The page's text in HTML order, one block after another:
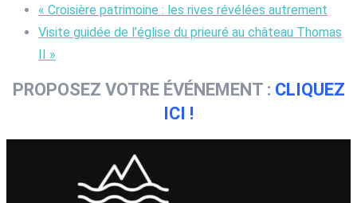
« Croisière patrimoine : les rives révélées autrement
Visite guidée de l’église du prieuré au château Thomas
II »
PROPOSEZ VOTRE ÉVÉNEMENT : CLIQUEZ
ICI !